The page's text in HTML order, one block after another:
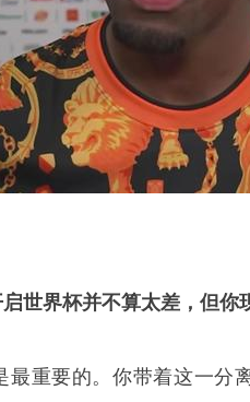
世界杯并不算太差，但你
最重要的。你带着这一分